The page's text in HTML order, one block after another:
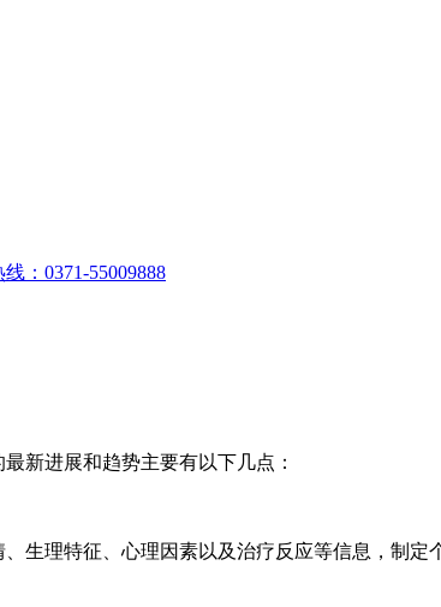
：0371-55009888
新进展和趋势主要有以下几点：
生理特征、心理因素以及治疗反应等信息，制定